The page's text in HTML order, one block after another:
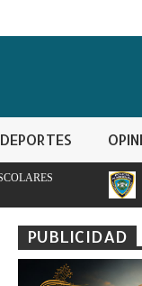
DEPORTES
PN apresa hombre con orden
PUBLICIDAD